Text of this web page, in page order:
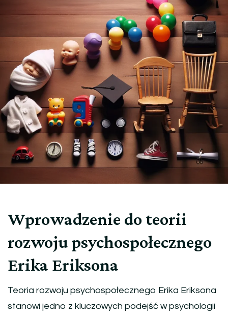
Wprowadzenie do teorii
rozwoju psychospołecznego
Erika Eriksona
Teoria rozwoju psychospołecznego Erika Eriksona
stanowi jedno z kluczowych podejść w psychologii